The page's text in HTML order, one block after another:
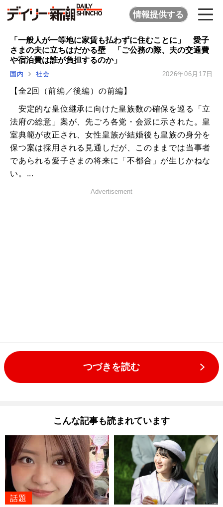
情報提供する
「一般人が一等地に家賃も払わずに住むことに」 愛子
さまの夫に立ちはだかる壁 「ご公務の際、夫の交通費
や宿泊費は誰が負担するのか」
国内 社会 2026年06月17日
【全2回（前編／後編）の前編】
安定的な皇位継承に向けた皇族数の確保を巡る「立
法府の総意」案が、先ごろ各党・会派に示された。皇
室典範が改正され、女性皇族が結婚後も皇族の身分を
保つ案は採用される見通しだが、このままでは当事者
であられる愛子さまの将来に「不都合」が生じかねな
い。...
Advertisement
つづきを読む
こんな記事も読まれています
話題